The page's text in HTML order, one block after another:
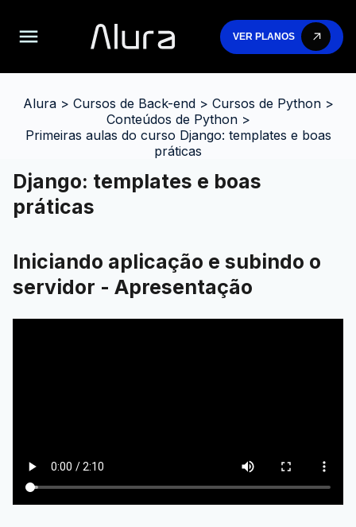
VER PLANOS
Alura> Cursos de Back-end> Cursos de Python>
Conteúdos de Python>
Primeiras aulas do curso Django: templates e boas
práticas
Django: templates e boas
práticas
Iniciando aplicação e subindo o
servidor - Apresentação